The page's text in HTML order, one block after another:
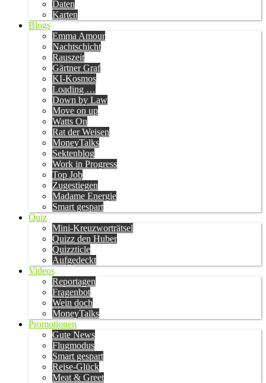
Daten
Karten
Blogs
Emma Amour
Nachtschicht
Rauszeit
Gärtner Graf
KI-Kosmos
Loading …
Down by Law
Move on up
Watts On
Rat der Weisen
MoneyTalks
Sektenblog
Work in Progress
Top Job
Zugestiegen
Madame Energie
Smart gespart
Quiz
Mini-Kreuzworträtsel
Quizz den Huber
Quizzticle
Aufgedeckt
Videos
Reportagen
Fragenbot
Wein doch
MoneyTalks
Promotionen
Gute News
Flugmodus
Smart gespart
Reise-Glück
Meat & Greet